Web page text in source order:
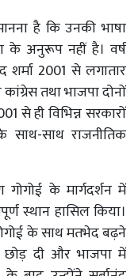
है कि उनकी भाषा
अनुरूप नहीं है। वर्ष
2001 से लगातार
तथा भाजपा दोनों
से ही विभिन्न सरकारों
साथ-साथ राजनीतिक
के मार्गदर्शन में
स्थान हासिल किया।
के साथ मतभेद बढ़ने
छोड़ दी और भाजपा में